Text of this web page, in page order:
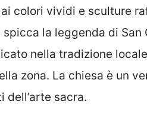
colori vividi e sculture
la leggenda di San
nella tradizione
zona. La chiesa è un
sacra.